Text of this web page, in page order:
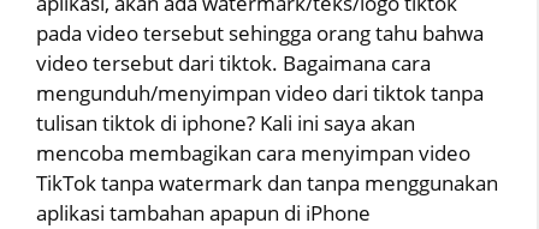
pada video tersebut sehingga orang tahu bahwa
video tersebut dari tiktok. Bagaimana cara
mengunduh/menyimpan video dari tiktok tanpa
tulisan tiktok di iphone? Kali ini saya akan
mencoba membagikan cara menyimpan video
TikTok tanpa watermark dan tanpa menggunakan
aplikasi tambahan apapun di iPhone